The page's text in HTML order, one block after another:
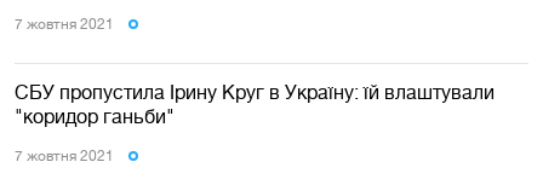
7 жовтня 2021
СБУ пропустила Ірину Круг в Україну: їй влаштували
"коридор ганьби"
7 жовтня 2021